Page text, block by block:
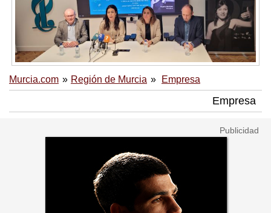
Murcia.com Región de Murcia Empresa
Empresa